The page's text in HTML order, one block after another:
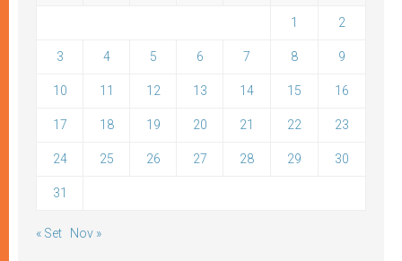
1 2
3 4 5 6 7 8 9
10 11 12 13 14 15 16
17 18 19 20 21 22 23
24 25 26 27 28 29 30
31
« Set Nov »